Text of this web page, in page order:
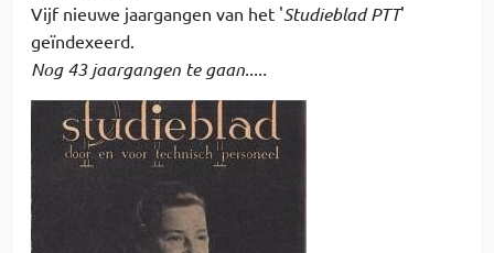
Vijf nieuwe jaargangen van het 'Studieblad PTT'
geïndexeerd.
Nog 43 jaargangen te gaan.....